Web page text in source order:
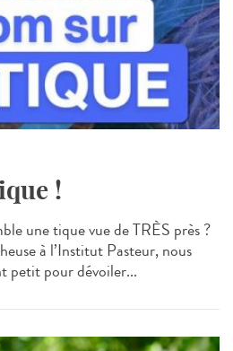
!
une tique vue de TRÈS près ?
à l’Institut Pasteur, nous
petit pour dévoiler...